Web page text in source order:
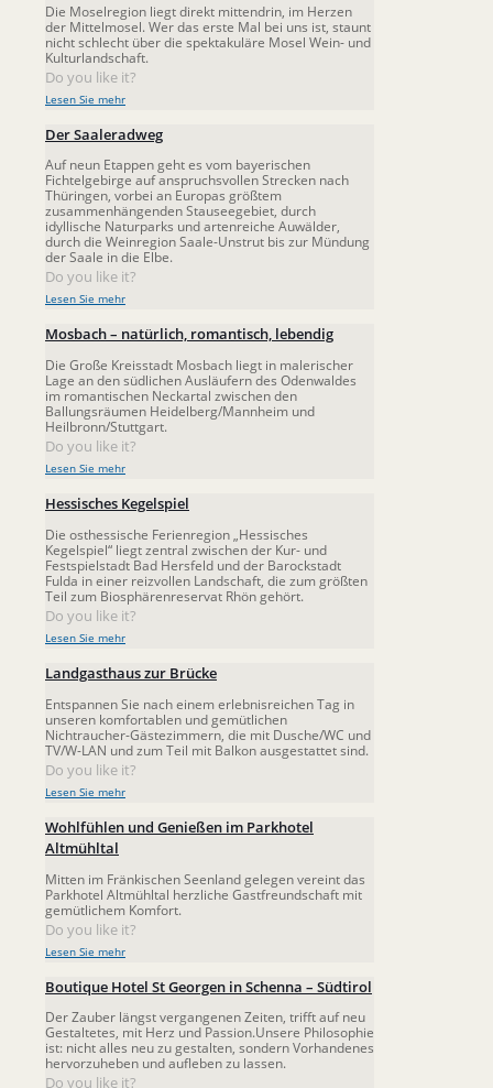
Die Moselregion liegt direkt mittendrin, im Herzen
der Mittelmosel. Wer das erste Mal bei uns ist, staunt
nicht schlecht über die spektakuläre Mosel Wein- und
Kulturlandschaft.
Do you like it?
Lesen Sie mehr
Der Saaleradweg
Auf neun Etappen geht es vom bayerischen
Fichtelgebirge auf anspruchsvollen Strecken nach
Thüringen, vorbei an Europas größtem
zusammenhängenden Stauseegebiet, durch
idyllische Naturparks und artenreiche Auwälder,
durch die Weinregion Saale-Unstrut bis zur Mündung
der Saale in die Elbe.
Do you like it?
Lesen Sie mehr
Mosbach – natürlich, romantisch, lebendig
Die Große Kreisstadt Mosbach liegt in malerischer
Lage an den südlichen Ausläufern des Odenwaldes
im romantischen Neckartal zwischen den
Ballungsräumen Heidelberg/Mannheim und
Heilbronn/Stuttgart.
Do you like it?
Lesen Sie mehr
Hessisches Kegelspiel
Die osthessische Ferienregion „Hessisches
Kegelspiel“ liegt zentral zwischen der Kur- und
Festspielstadt Bad Hersfeld und der Barockstadt
Fulda in einer reizvollen Landschaft, die zum größten
Teil zum Biosphärenreservat Rhön gehört.
Do you like it?
Lesen Sie mehr
Landgasthaus zur Brücke
Entspannen Sie nach einem erlebnisreichen Tag in
unseren komfortablen und gemütlichen
Nichtraucher-Gästezimmern, die mit Dusche/WC und
TV/W-LAN und zum Teil mit Balkon ausgestattet sind.
Do you like it?
Lesen Sie mehr
Wohlfühlen und Genießen im Parkhotel
Altmühltal
Mitten im Fränkischen Seenland gelegen vereint das
Parkhotel Altmühltal herzliche Gastfreundschaft mit
gemütlichem Komfort.
Do you like it?
Lesen Sie mehr
Boutique Hotel St Georgen in Schenna – Südtirol
Der Zauber längst vergangenen Zeiten, trifft auf neu
Gestaltetes, mit Herz und Passion.Unsere Philosophie
ist: nicht alles neu zu gestalten, sondern Vorhandenes
hervorzuheben und aufleben zu lassen.
Do you like it?